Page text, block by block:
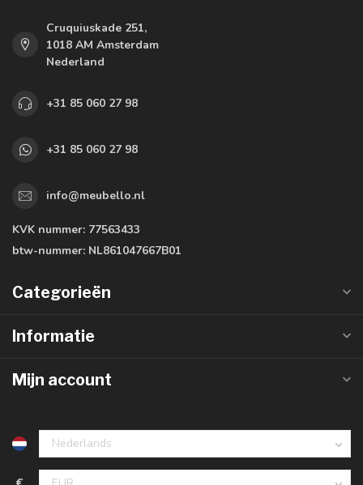
Cruquiuskade 251,
1018 AM Amsterdam
Nederland
+31 85 060 27 98
+31 85 060 27 98
info@meubello.nl
KVK nummer: 77563433
btw-nummer: NL861047667B01
Categorieën
Informatie
Mijn account